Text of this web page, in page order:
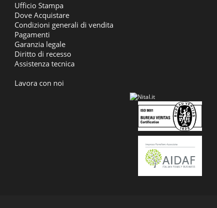
Ufficio Stampa
Dove Acquistare
Condizioni generali di vendita
Pagamenti
Garanzia legale
Diritto di recesso
Assistenza tecnica
Lavora con noi